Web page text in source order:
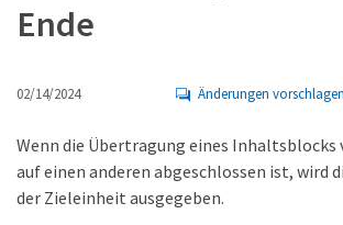
Ende
02/14/2024 Änderungen vorschlagen
Wenn die Übertragung eines Inhaltsblocks
auf einen anderen abgeschlossen ist, wird
der Zieleinheit ausgegeben.